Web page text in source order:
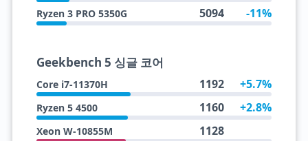
Ryzen 3 PRO 5350G 5094 -11%
Geekbench 5 싱글 코어
Core i7-11370H 1192 +5.7%
Ryzen 5 4500 1160 +2.8%
Xeon W-10855M 1128